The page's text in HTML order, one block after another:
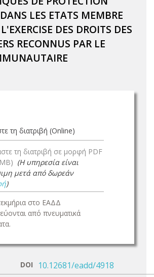
LES ETATS MEMBRE
DES DROITS DES
RECONNUS PAR LE
τη διατριβή (Online)
τη διατριβή σε μορφή PDF
(Η υπηρεσία είναι
μετά από δωρεάν
)
στο ΕΑΔΔ
από πνευματικά
DOI 10.12681/eadd/4918